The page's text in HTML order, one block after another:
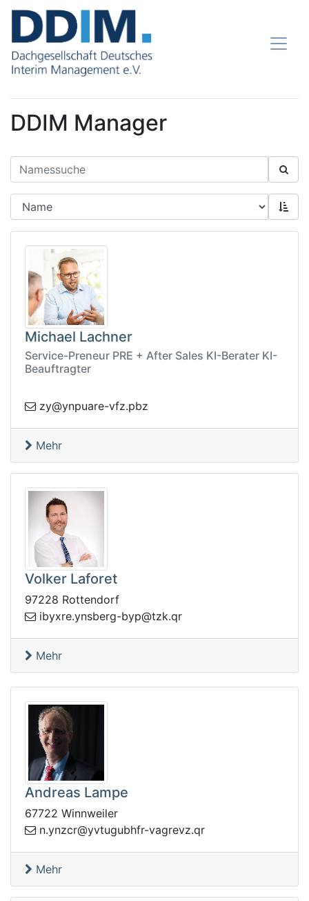
DDIM Manager
Michael Lachner
Service-Preneur PRE + After Sales KI-Berater KI-
Beauftragter
zbp.zfv-erau
pny@yz
Mehr
Volker Laforet
97228 Rottendorf
rq.kzt@
pyb-grebsny.erxybi
Mehr
Andreas Lampe
67722 Winnweiler
rq.zvergav-rfhbugutvy
@rczny.n
Mehr